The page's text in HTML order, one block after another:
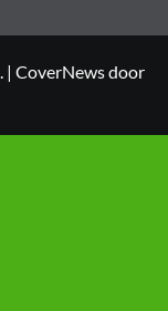
| CoverNewsdoor